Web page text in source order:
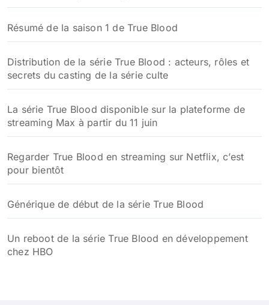
Résumé de la saison 1 de True Blood
Distribution de la série True Blood : acteurs, rôles et
secrets du casting de la série culte
La série True Blood disponible sur la plateforme de
streaming Max à partir du 11 juin
Regarder True Blood en streaming sur Netflix, c’est
pour bientôt
Générique de début de la série True Blood
Un reboot de la série True Blood en développement
chez HBO